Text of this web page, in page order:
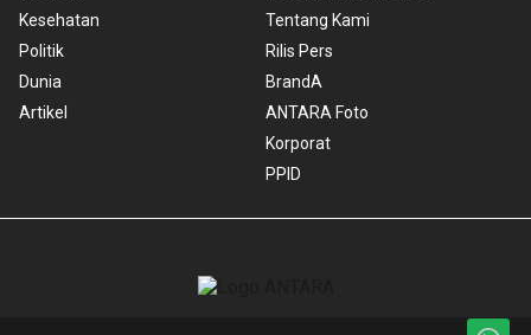
Kesehatan
Politik
Dunia
Artikel
Tentang Kami
Rilis Pers
BrandA
ANTARA Foto
Korporat
PPID